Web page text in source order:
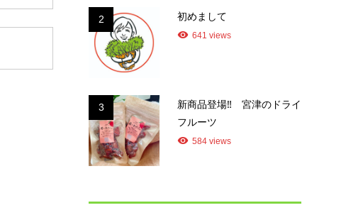
2 初めまして
641 views
3
新商品登場‼ 宮津のドライ
フルーツ
584 views